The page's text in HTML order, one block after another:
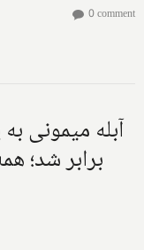
0 comment
برابر شد؛